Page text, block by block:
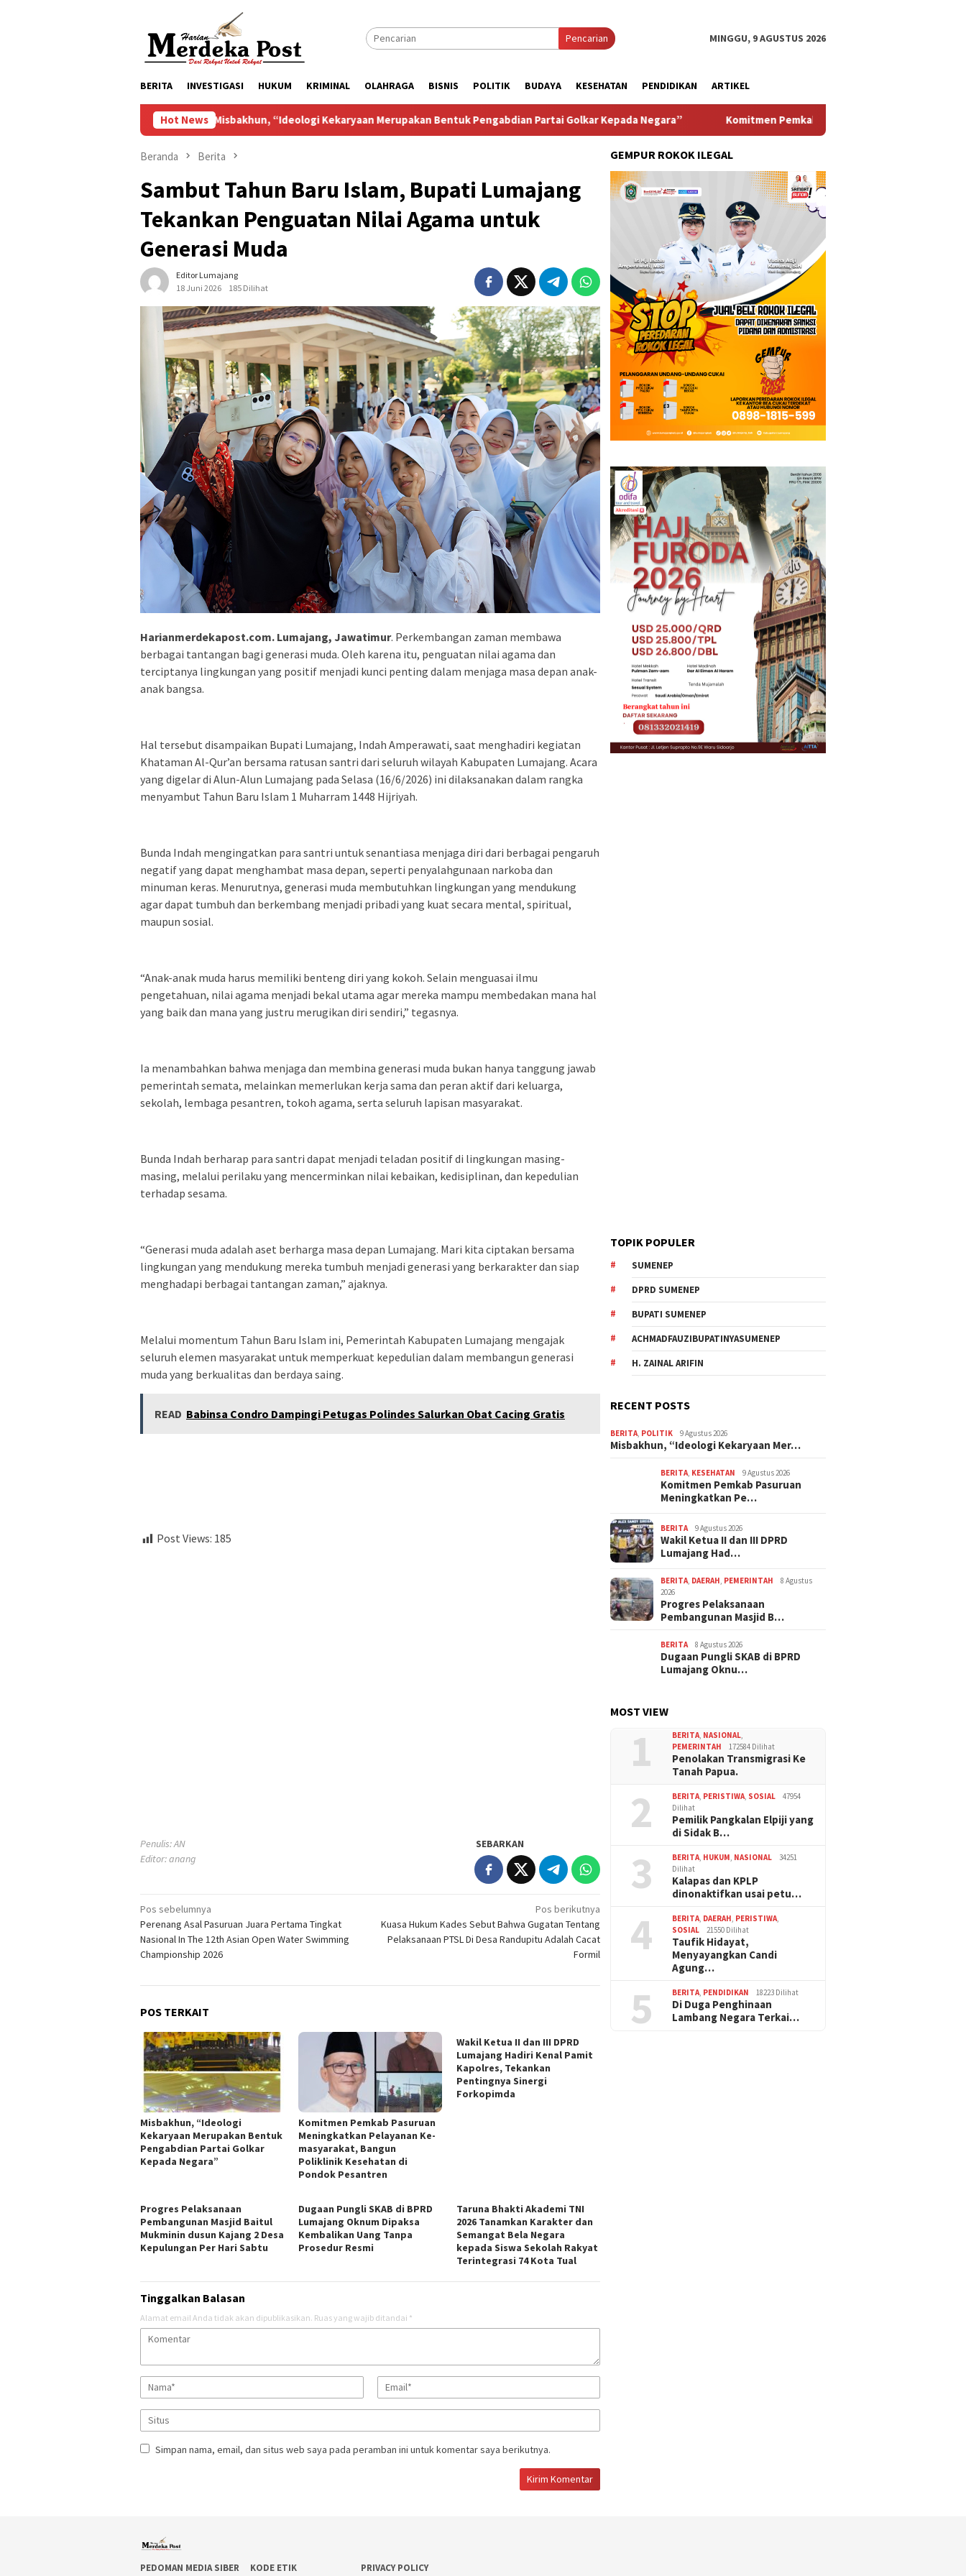
Pencarian MINGGU, 9 AGUSTUS 2026
BERITA INVESTIGASI HUKUM KRIMINAL OLAHRAGA BISNIS POLITIK BUDAYA KESEHATAN PENDIDIKAN ARTIKEL
Hot News
Misbakhun, “Ideologi Kekaryaan Merupakan Bentuk Pengabdian Partai Golkar Kepada Negara” Komitmen Pemkab Pasuruan Meningkatkan Pelayanan Ke-
Beranda Berita
Sambut Tahun Baru Islam, Bupati Lumajang
Tekankan Penguatan Nilai Agama untuk
Generasi Muda
Editor Lumajang
18 Juni 2026
185 Dilihat
Harianmerdekapost.com. Lumajang, Jawatimur. Perkembangan zaman membawa
berbagai tantangan bagi generasi muda. Oleh karena itu, penguatan nilai agama dan
terciptanya lingkungan yang positif menjadi kunci penting dalam menjaga masa depan anak-
anak bangsa.
Hal tersebut disampaikan Bupati Lumajang, Indah Amperawati, saat menghadiri kegiatan
Khataman Al-Qur’an bersama ratusan santri dari seluruh wilayah Kabupaten Lumajang. Acara
yang digelar di Alun-Alun Lumajang pada Selasa (16/6/2026) ini dilaksanakan dalam rangka
menyambut Tahun Baru Islam 1 Muharram 1448 Hijriyah.
Bunda Indah mengingatkan para santri untuk senantiasa menjaga diri dari berbagai pengaruh
negatif yang dapat menghambat masa depan, seperti penyalahgunaan narkoba dan
minuman keras. Menurutnya, generasi muda membutuhkan lingkungan yang mendukung
agar dapat tumbuh dan berkembang menjadi pribadi yang kuat secara mental, spiritual,
maupun sosial.
“Anak-anak muda harus memiliki benteng diri yang kokoh. Selain menguasai ilmu
pengetahuan, nilai agama menjadi bekal utama agar mereka mampu membedakan mana hal
yang baik dan mana yang justru merugikan diri sendiri,” tegasnya.
Ia menambahkan bahwa menjaga dan membina generasi muda bukan hanya tanggung jawab
pemerintah semata, melainkan memerlukan kerja sama dan peran aktif dari keluarga,
sekolah, lembaga pesantren, tokoh agama, serta seluruh lapisan masyarakat.
Bunda Indah berharap para santri dapat menjadi teladan positif di lingkungan masing-
masing, melalui perilaku yang mencerminkan nilai kebaikan, kedisiplinan, dan kepedulian
terhadap sesama.
“Generasi muda adalah aset berharga masa depan Lumajang. Mari kita ciptakan bersama
lingkungan yang mendukung mereka tumbuh menjadi generasi yang berkarakter dan siap
menghadapi berbagai tantangan zaman,” ajaknya.
Melalui momentum Tahun Baru Islam ini, Pemerintah Kabupaten Lumajang mengajak
seluruh elemen masyarakat untuk memperkuat kepedulian dalam membangun generasi
muda yang berkualitas dan berdaya saing.
READ Babinsa Condro Dampingi Petugas Polindes Salurkan Obat Cacing Gratis
Post Views: 185
Penulis: AN
Editor: anang
SEBARKAN
Navigasi
pos
Pos sebelumnya
Perenang Asal Pasuruan Juara Pertama Tingkat
Nasional In The 12th Asian Open Water Swimming
Championship 2026
Pos berikutnya
Kuasa Hukum Kades Sebut Bahwa Gugatan Tentang
Pelaksanaan PTSL Di Desa Randupitu Adalah Cacat
Formil
POS TERKAIT
Misbakhun, “Ideologi
Kekaryaan Merupakan Bentuk
Pengabdian Partai Golkar
Kepada Negara”
Komitmen Pemkab Pasuruan
Meningkatkan Pelayanan Ke-
masyarakat, Bangun
Poliklinik Kesehatan di
Pondok Pesantren
Wakil Ketua II dan III DPRD
Lumajang Hadiri Kenal Pamit
Kapolres, Tekankan
Pentingnya Sinergi
Forkopimda
Progres Pelaksanaan
Pembangunan Masjid Baitul
Mukminin dusun Kajang 2 Desa
Kepulungan Per Hari Sabtu
Dugaan Pungli SKAB di BPRD
Lumajang Oknum Dipaksa
Kembalikan Uang Tanpa
Prosedur Resmi
Taruna Bhakti Akademi TNI
2026 Tanamkan Karakter dan
Semangat Bela Negara
kepada Siswa Sekolah Rakyat
Terintegrasi 74 Kota Tual
Tinggalkan Balasan
Alamat email Anda tidak akan dipublikasikan. Ruas yang wajib ditandai *
Simpan nama, email, dan situs web saya pada peramban ini untuk komentar saya berikutnya.
GEMPUR ROKOK ILEGAL
TOPIK POPULER
SUMENEP
DPRD SUMENEP
BUPATI SUMENEP
ACHMADFAUZIBUPATINYASUMENEP
H. ZAINAL ARIFIN
RECENT POSTS
BERITA, POLITIK 9 Agustus 2026
Misbakhun, “Ideologi Kekaryaan Mer…
BERITA, KESEHATAN 9 Agustus 2026
Komitmen Pemkab Pasuruan
Meningkatkan Pe…
BERITA 9 Agustus 2026
Wakil Ketua II dan III DPRD
Lumajang Had…
BERITA, DAERAH, PEMERINTAH
8 Agustus
2026
Progres Pelaksanaan
Pembangunan Masjid B…
BERITA 8 Agustus 2026
Dugaan Pungli SKAB di BPRD
Lumajang Oknu…
MOST VIEW
1 BERITA, NASIONAL,
PEMERINTAH
172584 Dilihat
Penolakan Transmigrasi Ke
Tanah Papua.
2 BERITA, PERISTIWA, SOSIAL
47954
Dilihat
Pemilik Pangkalan Elpiji yang
di Sidak B…
3 BERITA, HUKUM, NASIONAL
34251
Dilihat
Kalapas dan KPLP
dinonaktifkan usai petu…
4 BERITA, DAERAH, PERISTIWA,
SOSIAL
21550 Dilihat
Taufik Hidayat,
Menyayangkan Candi
Agung…
5 BERITA, PENDIDIKAN 18223 Dilihat
Di Duga Penghinaan
Lambang Negara Terkai…
PEDOMAN MEDIA SIBER
KODE ETIK
PRIVACY POLICY